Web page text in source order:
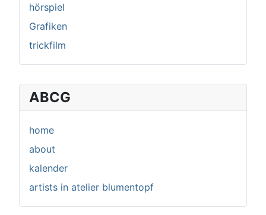
ABCG
home
about
kalender
artists in atelier blumentopf
hörspiel
Grafiken
trickfilm